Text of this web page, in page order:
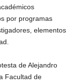
por programas
elementos
de Alejandro
Facultad de